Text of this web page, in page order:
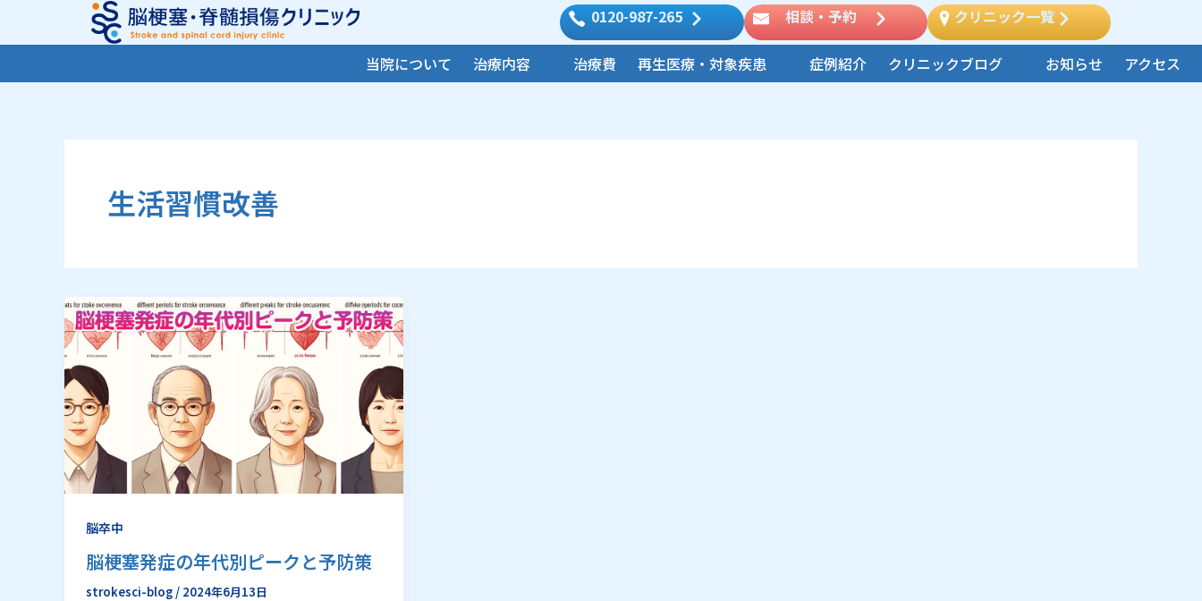
ス
0120-987-265 相談・予約 クリニック一覧
当院について 治療内容 治療費 再生医療・対象疾患 症例紹介 クリニックブログ お知らせ アクセス
生活習慣改善
脳卒中
脳梗塞発症の年代別ピークと予防策
strokesci-blog / 2024年6月13日